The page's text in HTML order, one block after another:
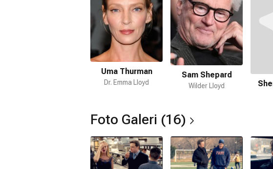
IMDb puanı kaç?
5.6
Kazara Koca filmi hangi tür?
Komedi
Romantik
Netflix'te var mı?
Hayır. Film Netflix'te yayınlanmamaktadır.
Hayır. Film Amazon Prime'da yayınlanmamaktadır.
Kazara Koca filmi müzikleriAndrea Guerra,Andrea
hazırlanmıştır.
Uma Thurman
Dr. Emma Lloyd
Sam Shepard
Wilder Lloyd
Foto Galeri (16)